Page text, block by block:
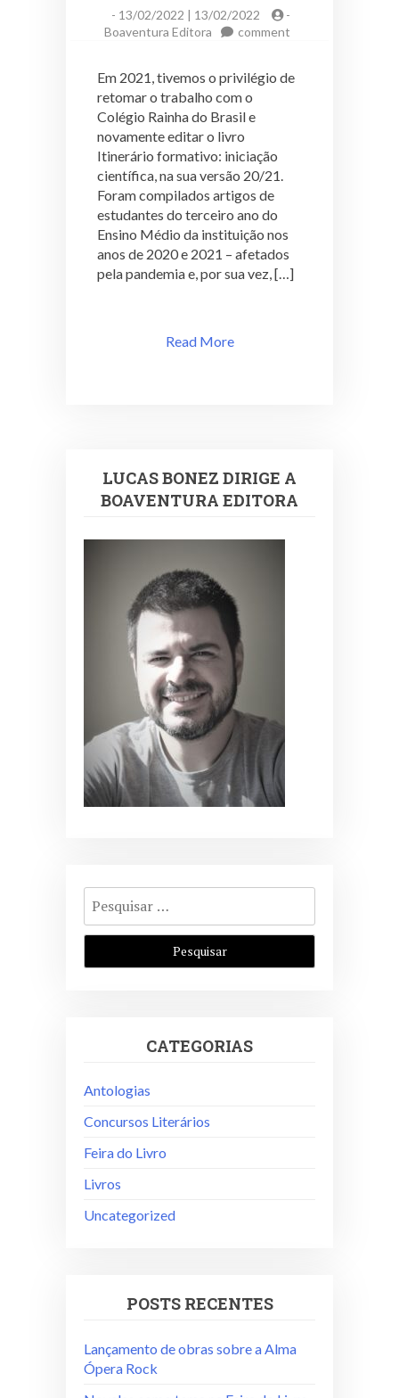
- 13/02/2022 | 13/02/2022
-
Boaventura Editora
comment
Iniciação
Em 2021, tivemos o privilégio de
retomar o trabalho com o
Colégio Rainha do Brasil e
novamente editar o livro
Itinerário formativo: iniciação
científica, na sua versão 20/21.
Foram compilados artigos de
estudantes do terceiro ano do
Ensino Médio da instituição nos
anos de 2020 e 2021 – afetados
pela pandemia e, por sua vez, […]
Read More
LUCAS BONEZ DIRIGE A
BOAVENTURA EDITORA
Pesquisar
por:
CATEGORIAS
Antologias
Concursos Literários
Feira do Livro
Livros
Uncategorized
POSTS RECENTES
Lançamento de obras sobre a Alma
Ópera Rock